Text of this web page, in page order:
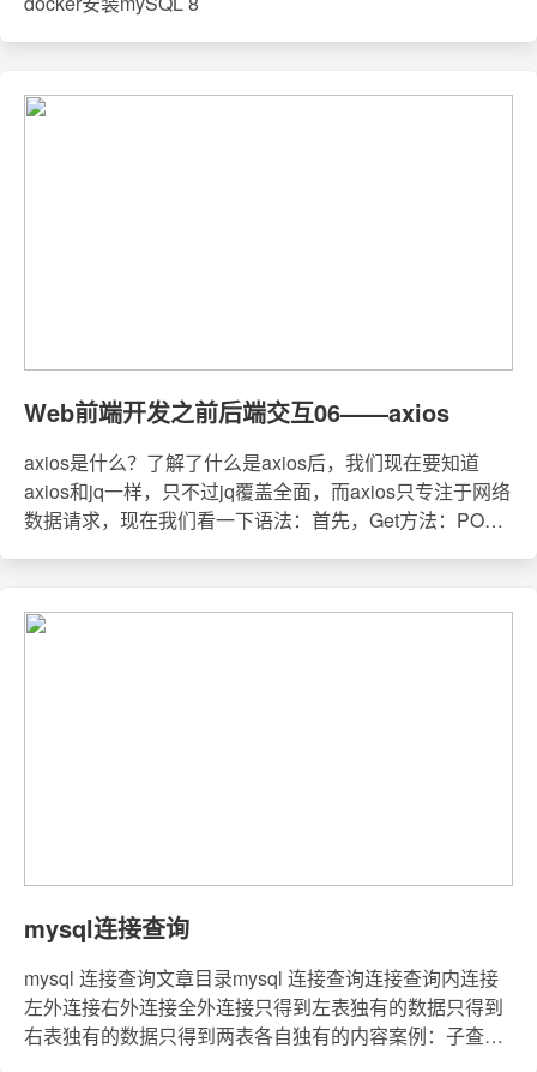
Web前端开发之前后端交互06——axios
axios是什么？了解了什么是axios后，我们现在要知道
axios和jq一样，只不过jq覆盖全面，而axios只专注于网络
数据请求，现在我们看一下语法：首先，Get方法：POST
url='http://www.liulongbin.top:3006/api/get' let obj={
name:'z.
mysql连接查询
mysql 连接查询文章目录mysql 连接查询连接查询内连接
左外连接右外连接全外连接只得到左表独有的数据只得到
右表独有的数据只得到两表各自独有的内容案例：子查询